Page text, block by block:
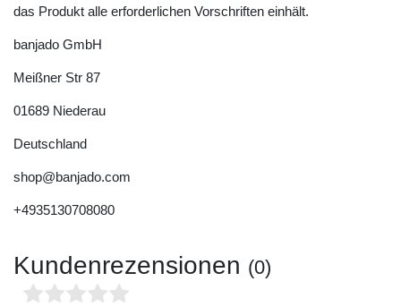
das Produkt alle erforderlichen Vorschriften einhält.
banjado GmbH
Meißner Str 87
01689 Niederau
Deutschland
shop@banjado.com
+4935130708080
Kundenrezensionen (0)